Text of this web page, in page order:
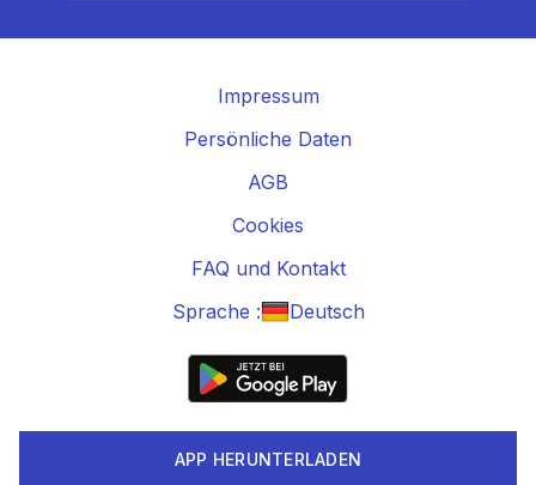
APP HERUNTERLADEN
Impressum
Persönliche Daten
AGB
Cookies
FAQ und Kontakt
Sprache :
Deutsch